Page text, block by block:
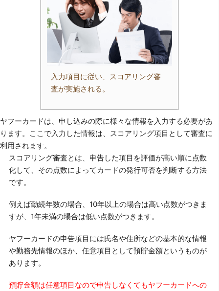
入力項目に従い、スコアリング審
査が実施される。
ヤフーカードは、申し込みの際に様々な情報を入力する必要があ
ります。ここで入力した情報は、スコアリング項目として審査に
利用されます。
スコアリング審査とは、申告した項目を評価が高い順に点数
化して、その点数によってカードの発行可否を判断する方法
です。
例えば勤続年数の場合、10年以上の場合は高い点数がつきま
すが、1年未満の場合は低い点数がつきます。
ヤフーカードの申告項目には氏名や住所などの基本的な情報
や勤務先情報のほか、任意項目として預貯金額というものが
あります。
預貯金額は任意項目なので申告しなくてもヤフーカードへの